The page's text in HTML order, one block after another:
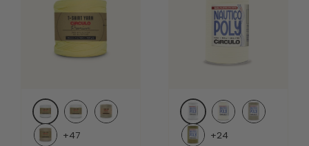
White (8001)Porcelana (7684)
+47 White (8001)Creme (1074)
+24